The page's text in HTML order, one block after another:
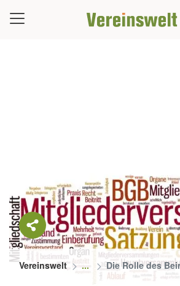
Vereinswelt Die Rolle des